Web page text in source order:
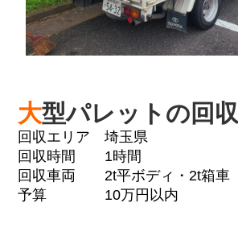
大型パレットの回収
回収エリア 埼玉県
回収時間 1時間
回収車両 2t平ボディ・2t箱車
予算 10万円以内